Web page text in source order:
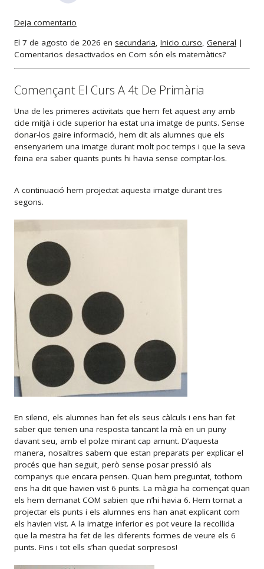
Deja comentario
El 7 de agosto de 2026 en secundaria, Inicio curso, General |
Comentarios desactivados en Com són els matemàtics?
Començant El Curs A 4t De Primària
Una de les primeres activitats que hem fet aquest any amb
cicle mitjà i cicle superior ha estat una imatge de punts. Sense
donar-los gaire informació, hem dit als alumnes que els
ensenyariem una imatge durant molt poc temps i que la seva
feina era saber quants punts hi havia sense comptar-los.
A continuació hem projectat aquesta imatge durant tres
segons.
En silenci, els alumnes han fet els seus càlculs i ens han fet
saber que tenien una resposta tancant la mà en un puny
davant seu, amb el polze mirant cap amunt. D’aquesta
manera, nosaltres sabem que estan preparats per explicar el
procés que han seguit, però sense posar pressió als
companys que encara pensen. Quan hem preguntat, tothom
ens ha dit que havien vist 6 punts. La màgia ha començat quan
els hem demanat COM sabien que n’hi havia 6. Hem tornat a
projectar els punts i els alumnes ens han anat explicant com
els havien vist. A la imatge inferior es pot veure la recollida
que la mestra ha fet de les diferents formes de veure els 6
punts. Fins i tot ells s’han quedat sorpresos!